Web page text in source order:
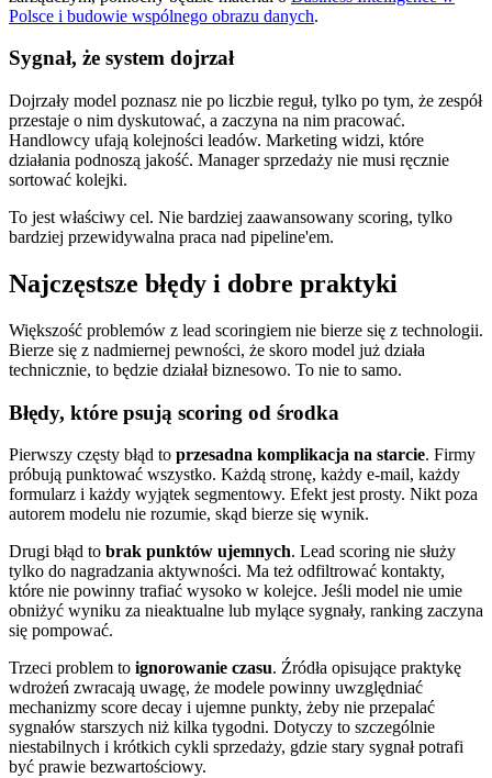
Polsce i budowie wspólnego obrazu danych.
Sygnał, że system dojrzał
Dojrzały model poznasz nie po liczbie reguł, tylko po tym, że zespół
przestaje o nim dyskutować, a zaczyna na nim pracować.
Handlowcy ufają kolejności leadów. Marketing widzi, które
działania podnoszą jakość. Manager sprzedaży nie musi ręcznie
sortować kolejki.
To jest właściwy cel. Nie bardziej zaawansowany scoring, tylko
bardziej przewidywalna praca nad pipeline'em.
Najczęstsze błędy i dobre praktyki
Większość problemów z lead scoringiem nie bierze się z technologii.
Bierze się z nadmiernej pewności, że skoro model już działa
technicznie, to będzie działał biznesowo. To nie to samo.
Błędy, które psują scoring od środka
Pierwszy częsty błąd to przesadna komplikacja na starcie. Firmy
próbują punktować wszystko. Każdą stronę, każdy e-mail, każdy
formularz i każdy wyjątek segmentowy. Efekt jest prosty. Nikt poza
autorem modelu nie rozumie, skąd bierze się wynik.
Drugi błąd to brak punktów ujemnych. Lead scoring nie służy
tylko do nagradzania aktywności. Ma też odfiltrować kontakty,
które nie powinny trafiać wysoko w kolejce. Jeśli model nie umie
obniżyć wyniku za nieaktualne lub mylące sygnały, ranking zaczyna
się pompować.
Trzeci problem to ignorowanie czasu. Źródła opisujące praktykę
wdrożeń zwracają uwagę, że modele powinny uwzględniać
mechanizmy score decay i ujemne punkty, żeby nie przepalać
sygnałów starszych niż kilka tygodni. Dotyczy to szczególnie
niestabilnych i krótkich cykli sprzedaży, gdzie stary sygnał potrafi
być prawie bezwartościowy.